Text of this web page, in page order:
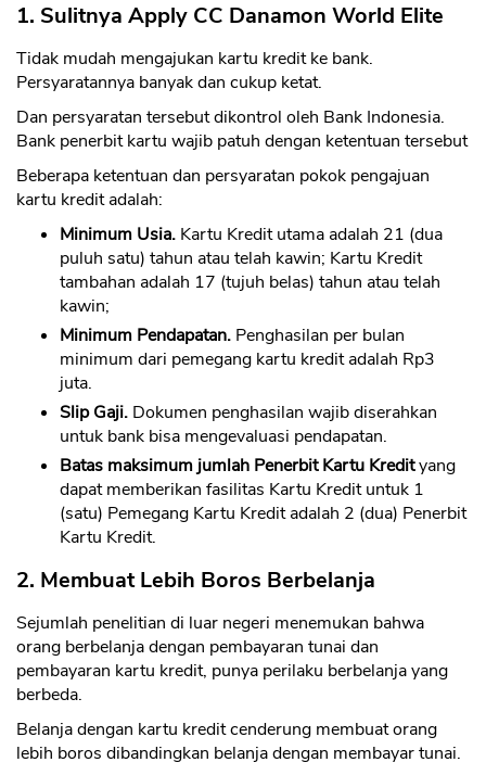
1. Sulitnya Apply CC Danamon World Elite
Tidak mudah mengajukan kartu kredit ke bank.
Persyaratannya banyak dan cukup ketat.
Dan persyaratan tersebut dikontrol oleh Bank Indonesia.
Bank penerbit kartu wajib patuh dengan ketentuan tersebut
Beberapa ketentuan dan persyaratan pokok pengajuan
kartu kredit adalah:
Minimum Usia. Kartu Kredit utama adalah 21 (dua
puluh satu) tahun atau telah kawin; Kartu Kredit
tambahan adalah 17 (tujuh belas) tahun atau telah
kawin;
Minimum Pendapatan. Penghasilan per bulan
minimum dari pemegang kartu kredit adalah Rp3
juta.
Slip Gaji. Dokumen penghasilan wajib diserahkan
untuk bank bisa mengevaluasi pendapatan.
Batas maksimum jumlah Penerbit Kartu Kredityang
dapat memberikan fasilitas Kartu Kredit untuk 1
(satu) Pemegang Kartu Kredit adalah 2 (dua) Penerbit
Kartu Kredit.
2. Membuat Lebih Boros Berbelanja
Sejumlah penelitian di luar negeri menemukan bahwa
orang berbelanja dengan pembayaran tunai dan
pembayaran kartu kredit, punya perilaku berbelanja yang
berbeda.
Belanja dengan kartu kredit cenderung membuat orang
lebih boros dibandingkan belanja dengan membayar tunai.